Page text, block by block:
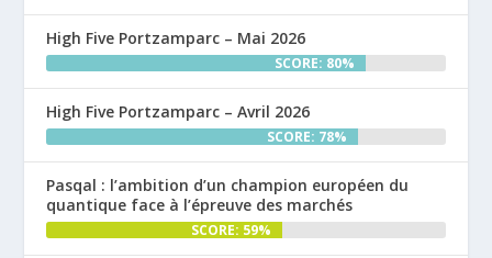
High Five Portzamparc – Mai 2026
SCORE: 80%
High Five Portzamparc – Avril 2026
SCORE: 78%
Pasqal : l’ambition d’un champion européen du
quantique face à l’épreuve des marchés
SCORE: 59%